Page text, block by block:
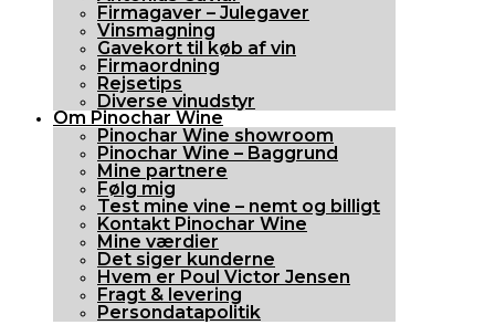
Firmagaver – Julegaver
Vinsmagning
Gavekort til køb af vin
Firmaordning
Rejsetips
Diverse vinudstyr
Om Pinochar Wine
Pinochar Wine showroom
Pinochar Wine – Baggrund
Mine partnere
Følg mig
Test mine vine – nemt og billigt
Kontakt Pinochar Wine
Mine værdier
Det siger kunderne
Hvem er Poul Victor Jensen
Fragt & levering
Persondatapolitik